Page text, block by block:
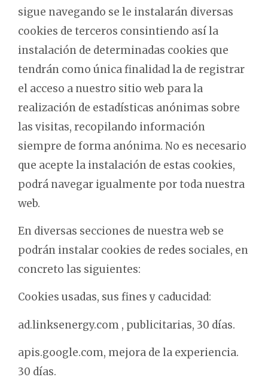
sigue navegando se le instalarán diversas
cookies de terceros consintiendo así la
instalación de determinadas cookies que
tendrán como única finalidad la de registrar
el acceso a nuestro sitio web para la
realización de estadísticas anónimas sobre
las visitas, recopilando información
siempre de forma anónima. No es necesario
que acepte la instalación de estas cookies,
podrá navegar igualmente por toda nuestra
web.
En diversas secciones de nuestra web se
podrán instalar cookies de redes sociales, en
concreto las siguientes:
Cookies usadas, sus fines y caducidad:
ad.linksenergy.com , publicitarias, 30 días.
apis.google.com, mejora de la experiencia.
30 días.